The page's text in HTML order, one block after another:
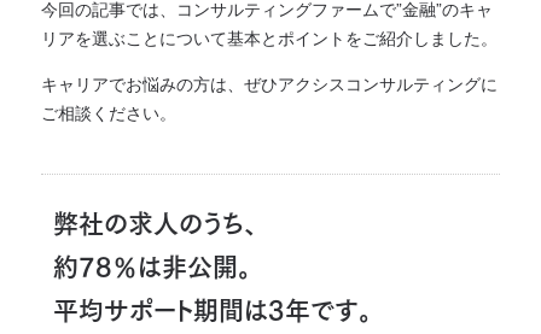
今回の記事では、コンサルティングファームで”金融”のキャ
リアを選ぶことについて基本とポイントをご紹介しました。
キャリアでお悩みの方は、ぜひアクシスコンサルティングに
ご相談ください。
弊社の求人のうち、
約78％は非公開。
平均サポート期間は3年です。